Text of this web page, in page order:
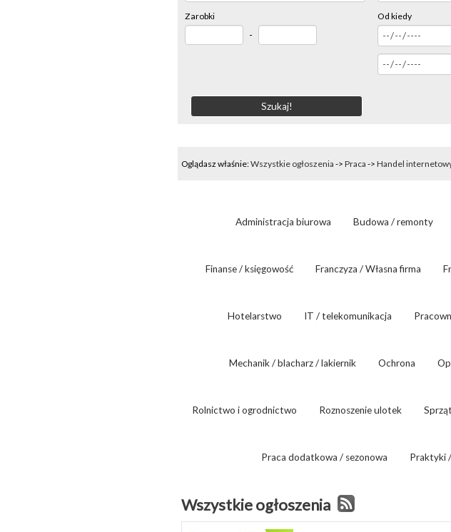
Zarobki
-
Od kiedy
Oglądasz właśnie:Wszystkie ogłoszenia -> Praca -> Handel
Administracja biurowa Budowa / remonty
Finanse / księgowość Franczyza / Własna firma
Hotelarstwo IT / telekomunikacja
Mechanik / blacharz / lakiernik Ochrona
Rolnictwo i ogrodnictwo Roznoszenie ulotek
Praca dodatkowa / sezonowa Praktyki
Wszystkie ogłoszenia